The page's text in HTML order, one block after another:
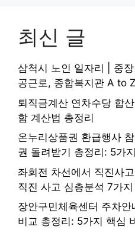
최신 글
삼척시 노인 일자리 | 중
공근로, 종합복지관 A to
퇴직금계산 연차수당 합
함 계산법 총정리
온누리상품권 환급행사
권 돌려받기 총정리: 5가
좌회전 차선에서 직진사
직진 사고 심층분석 7가지
장안구민체육센터 주차
비교 총정리: 5가지 핵심